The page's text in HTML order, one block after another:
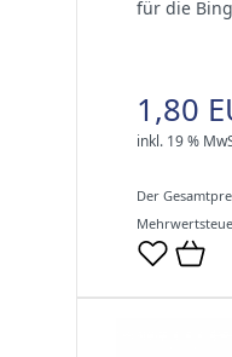
für die
1,80
inkl. 19 %
Der